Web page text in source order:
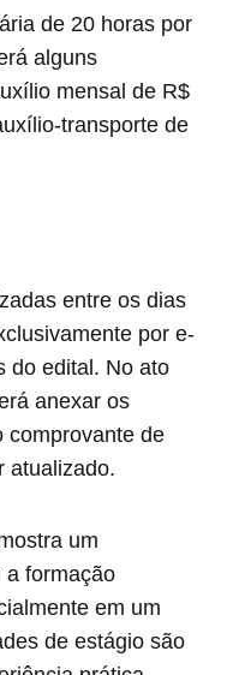
de 20 horas por
alguns
mensal de R$
transporte de
entre os dias
por e-
do edital. No ato
anexar os
comprovante de
atualizado.
um
a formação
em um
de estágio são